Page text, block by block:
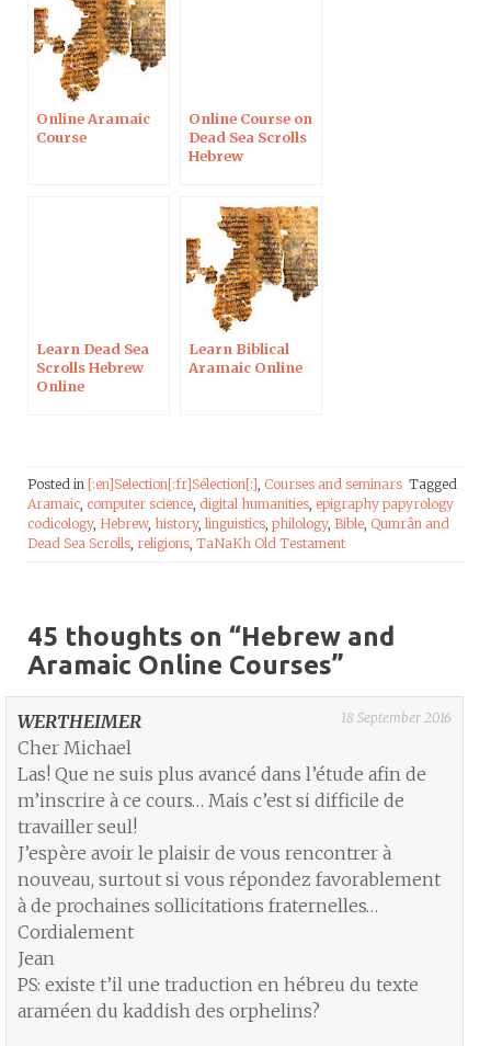
Online Aramaic
Course
Online Course on
Dead Sea Scrolls
Hebrew
Learn Dead Sea
Scrolls Hebrew
Online
Learn Biblical
Aramaic Online
Posted in [:en]Selection[:fr]Sélection[:], Courses and seminars Tagged
Aramaic, computer science, digital humanities, epigraphy papyrology
codicology, Hebrew, history, linguistics, philology, Bible, Qumrân and
Dead Sea Scrolls, religions, TaNaKh Old Testament
45 thoughts on “Hebrew and
Aramaic Online Courses”
WERTHEIMER 18 September 2016
Cher Michael
Las! Que ne suis plus avancé dans l’étude afin de
m’inscrire à ce cours… Mais c’est si difficile de
travailler seul!
J’espère avoir le plaisir de vous rencontrer à
nouveau, surtout si vous répondez favorablement
à de prochaines sollicitations fraternelles…
Cordialement
Jean
PS: existe t’il une traduction en hébreu du texte
araméen du kaddish des orphelins?